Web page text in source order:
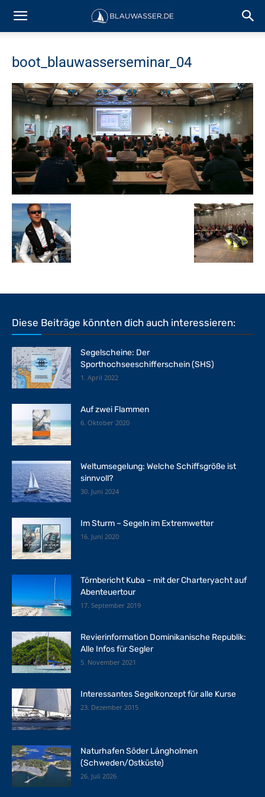
boot_blauwasserseminar_04
Diese Beiträge könnten dich auch interessieren:
Segelscheine: Der
Sporthochseeschifferschein (SHS)
1. April 2022
Auf zwei Flammen
6. Oktober 2020
Weltumsegelung: Welche Schiffsgröße ist
sinnvoll?
30. Juni 2024
Im Sturm – Segeln im Extremwetter
16. Juni 2020
Törnbericht Kuba – mit der Charteryacht auf
Abenteuertour
17. September 2019
Revierinformation Dominikanische Republik:
Alle Infos für Segler
5. November 2021
Interessantes Segelkonzept für alle Kurse
23. Dezember 2015
Naturhafen Söder Långholmen
(Schweden/Ostküste)
26. Juli 2026